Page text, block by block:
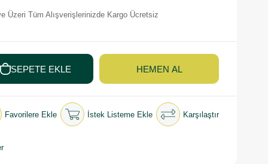
Üzeri Tüm Alışverişlerinizde Kargo Ücretsiz
Favorilere Ekle İstek Listeme Ekle Karşılaştır